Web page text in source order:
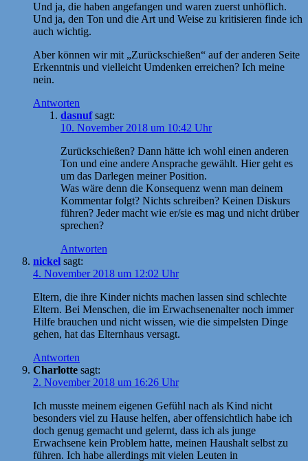
Und ja, die haben angefangen und waren zuerst unhöflich.
Und ja, den Ton und die Art und Weise zu kritisieren finde ich
auch wichtig.
Aber können wir mit „Zurückschießen“ auf der anderen Seite
Erkenntnis und vielleicht Umdenken erreichen? Ich meine
nein.
Antworten
dasnuf sagt:
10. November 2018 um 10:42 Uhr
Zurückschießen? Dann hätte ich wohl einen anderen
Ton und eine andere Ansprache gewählt. Hier geht es
um das Darlegen meiner Position.
Was wäre denn die Konsequenz wenn man deinem
Kommentar folgt? Nichts schreiben? Keinen Diskurs
führen? Jeder macht wie er/sie es mag und nicht drüber
sprechen?
Antworten
nickel sagt:
4. November 2018 um 12:02 Uhr
Eltern, die ihre Kinder nichts machen lassen sind schlechte
Eltern. Bei Menschen, die im Erwachsenenalter noch immer
Hilfe brauchen und nicht wissen, wie die simpelsten Dinge
gehen, hat das Elternhaus versagt.
Antworten
Charlotte sagt:
2. November 2018 um 16:26 Uhr
Ich musste meinem eigenen Gefühl nach als Kind nicht
besonders viel zu Hause helfen, aber offensichtlich habe ich
doch genug gemacht und gelernt, dass ich als junge
Erwachsene kein Problem hatte, meinen Haushalt selbst zu
führen. Ich habe allerdings mit vielen Leuten in